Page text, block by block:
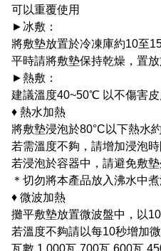
可以重覆使用
►冰敷：
將敷墊放置於冷凍庫約10至
平時請將敷墊保持乾燥，置
►熱敷：
建議溫度40~50℃ 以不傷害皮
♦ 熱水加熱
將敷墊浸泡於80°C以下熱水
若需溫度不夠，請增加浸泡
若浸泡於容器中，請避免敷
＊切勿將本產品放入沸水中
♦ 微波加熱
攤平敷墊放置微波盤中，以
若溫度不夠請以每10秒增加